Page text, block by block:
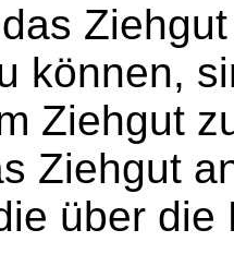
können,
Ziehgut
Ziehgut
über